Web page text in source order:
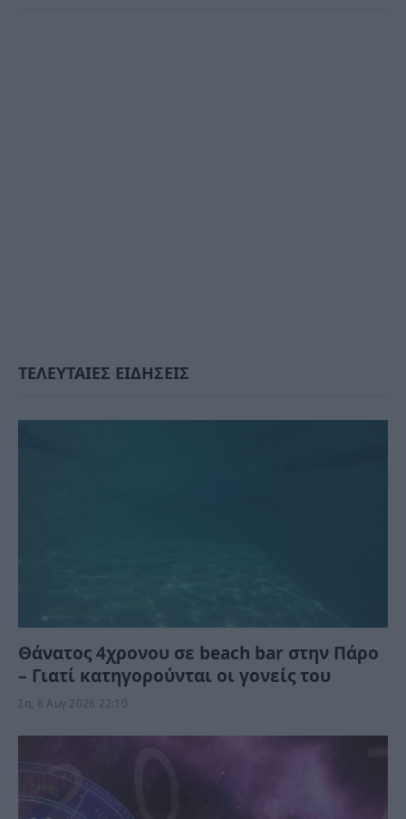
ΤΕΛΕΥΤΑΙΕΣ ΕΙΔΗΣΕΙΣ
Θάνατος 4χρονου σε beach bar στην Πάρο
– Γιατί κατηγορούνται οι γονείς του
Σα, 8 Αυγ 2026 22:10